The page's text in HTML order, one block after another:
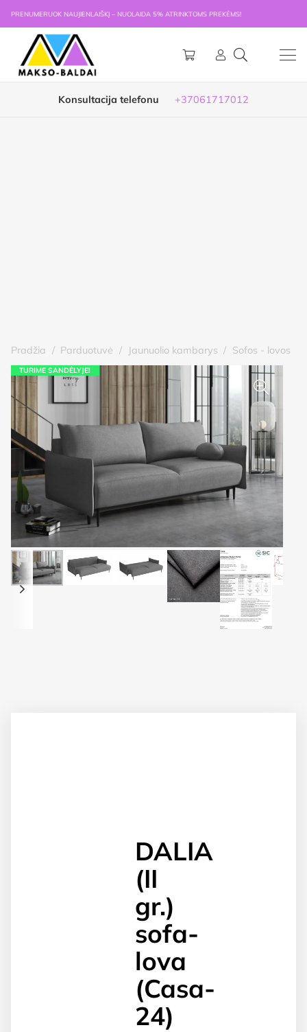
PRENUMERUOK NAUJIENLAIŠKĮ – NUOLAIDA 5% ATRINKTOMS PREKĖMS!
Konsultacija telefonu +37061717012
Pradžia / Parduotuvė / Jaunuolio kambarys / Sofos - lovos
TURIME SANDĖLYJE!
DALIA
(II
gr.)
sofa-
lova
(Casa-
24)